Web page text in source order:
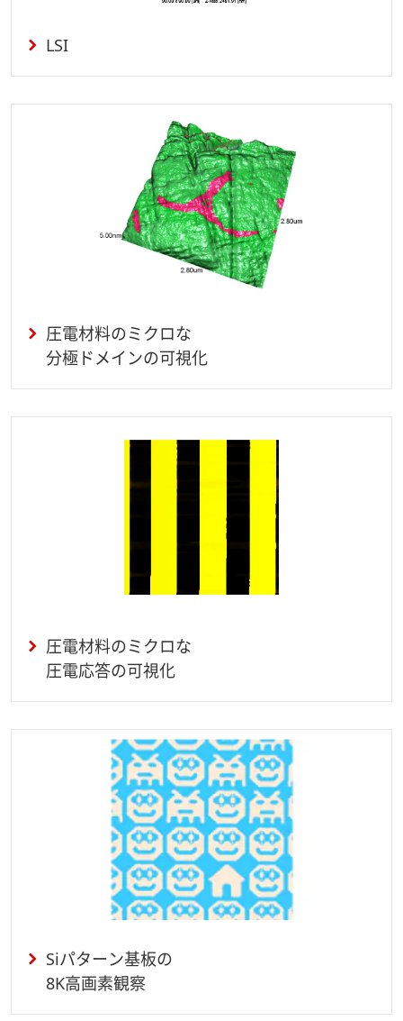
LSI
圧電材料のミクロな
分極ドメインの可視化
圧電材料のミクロな
圧電応答の可視化
Siパターン基板の
8K高画素観察